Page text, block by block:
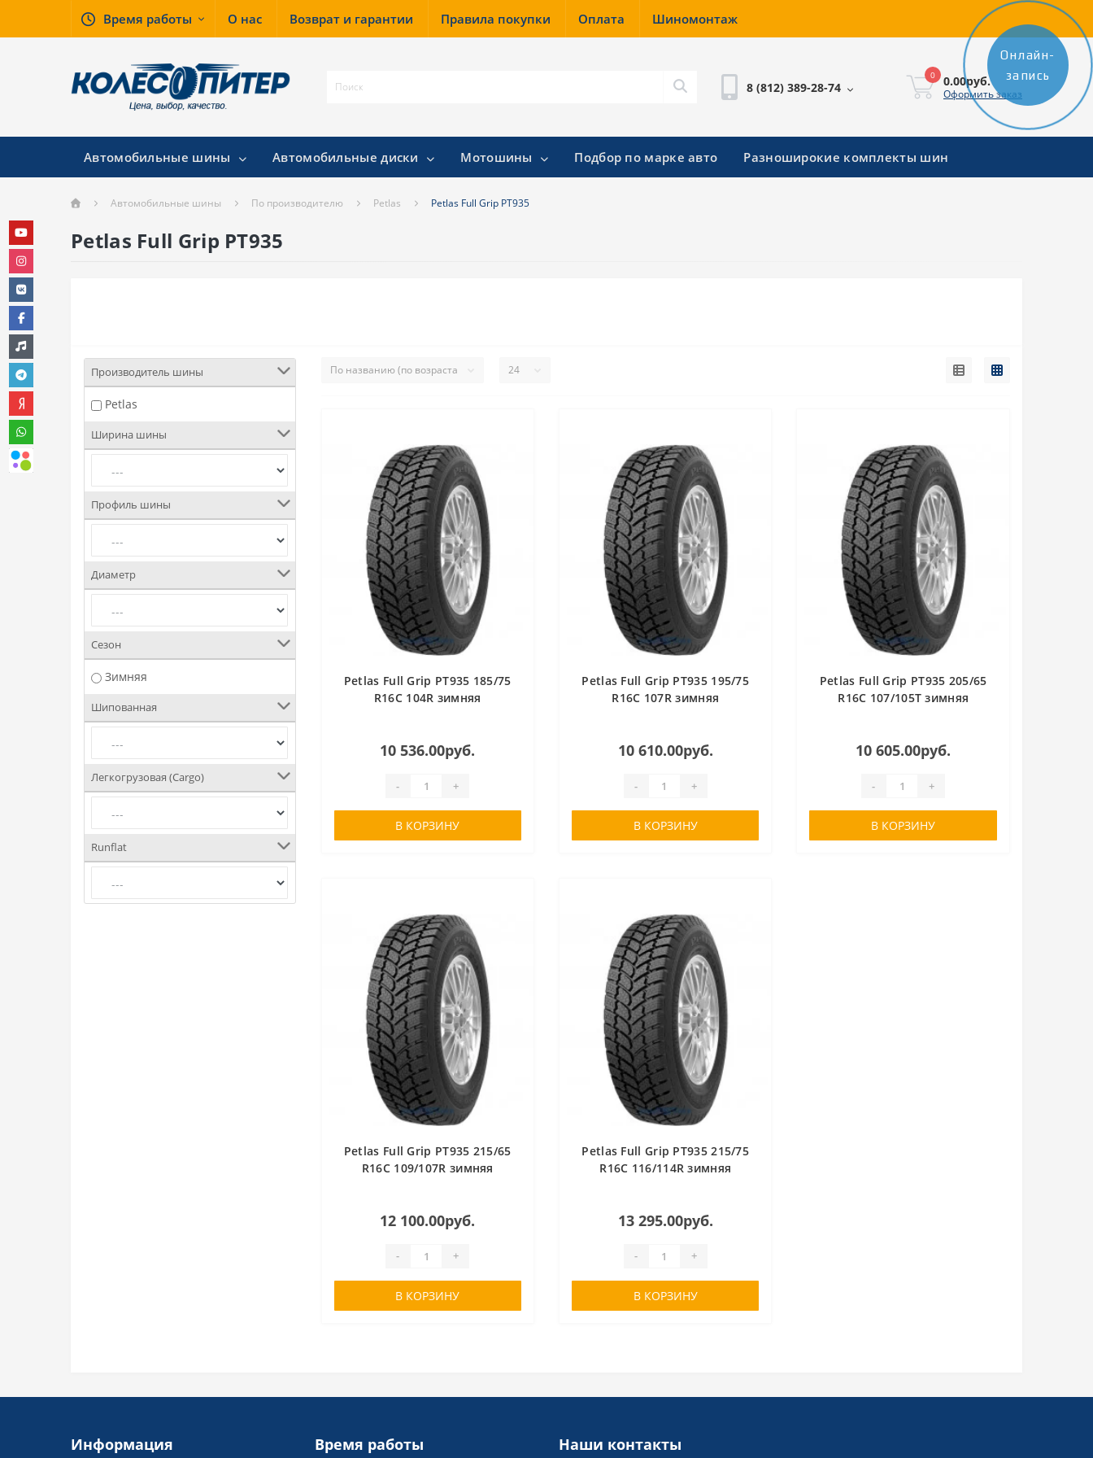
Время работы О нас Возврат и гарантии Правила покупки Оплата Шиномонтаж
8 (812) 389-28-74
0 0.00руб.
Оформить заказ
Автомобильные шины Автомобильные диски Мотошины Подбор по марке авто Разноширокие комплекты шин
Автомобильные шины По производителю Petlas Petlas Full Grip PT935
Petlas Full Grip PT935
Производитель шины
Petlas
Ширина шины
Профиль шины
Диаметр
Сезон
Зимняя
Шипованная
Легкогрузовая (Cargo)
Runflat
Petlas Full Grip PT935 185/75
R16C 104R зимняя
10 536.00руб.
- +
В КОРЗИНУ
Petlas Full Grip PT935 195/75
R16C 107R зимняя
10 610.00руб.
- +
В КОРЗИНУ
Petlas Full Grip PT935 205/65
R16C 107/105T зимняя
10 605.00руб.
- +
В КОРЗИНУ
Petlas Full Grip PT935 215/65
R16C 109/107R зимняя
12 100.00руб.
- +
В КОРЗИНУ
Petlas Full Grip PT935 215/75
R16C 116/114R зимняя
13 295.00руб.
- +
В КОРЗИНУ
Онлайн-
запись
Информация Время работы Наши контакты